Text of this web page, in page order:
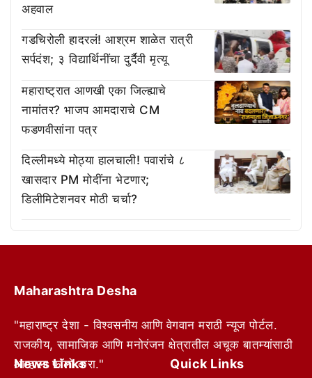
अहवाल
गडचिरोली हादरलं! आश्रम शाळेत रात्री
सर्पदंश; ३ विद्यार्थिनींचा दुर्दैवी मृत्यू
महाराष्ट्रात आणखी एका जिल्ह्याचे
नामांतर? भाजप आमदाराचे CM
फडणवीसांना पत्र
दिल्लीमध्ये मोठ्या हालचाली! पवारांचे ८
खासदार PM मोदींना भेटणार;
डिलीमिटेशनवर मोठी चर्चा?
Maharashtra Desha
"महाराष्ट्र देशा - विश्वसनीय आणि वेगवान मराठी न्यूज पोर्टल.
राजकीय, सामाजिक आणि मनोरंजन क्षेत्रातील अचूक बातम्यांसाठी
आम्हाला फॉलो करा."
News Links Quick Links